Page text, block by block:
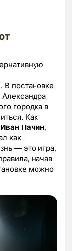
В постановке
городка в
Как
Иван Пачин,
как
— это игра,
начав
можно